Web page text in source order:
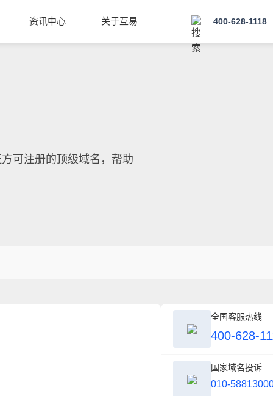
资讯中心 关于互易 400-628-1118
可注册的顶级域名，帮助
全国客服热线
400-628-
国家域名投诉
010-